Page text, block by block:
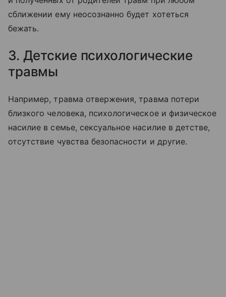
сближении ему неосознанно будет хотеться
бежать.
3. Детские психологические
травмы
Например, травма отвержения, травма потери
близкого человека, психологическое и физическое
насилие в семье, сексуальное насилие в детстве,
отсутствие чувства безопасности и другие.